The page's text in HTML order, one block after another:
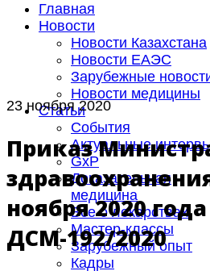
Главная
Новости
Новости Казахстана
Новости ЕАЭС
Зарубежные
Новости медицины
Статьи
События
Актуальные
GxP
Доказательная
медицина
Все о лекарствах
Мастер-классы
Зарубежный опыт
Кадры
23 ноября 2020
Приказ
ноября 2020 года
ДСМ-192/2020